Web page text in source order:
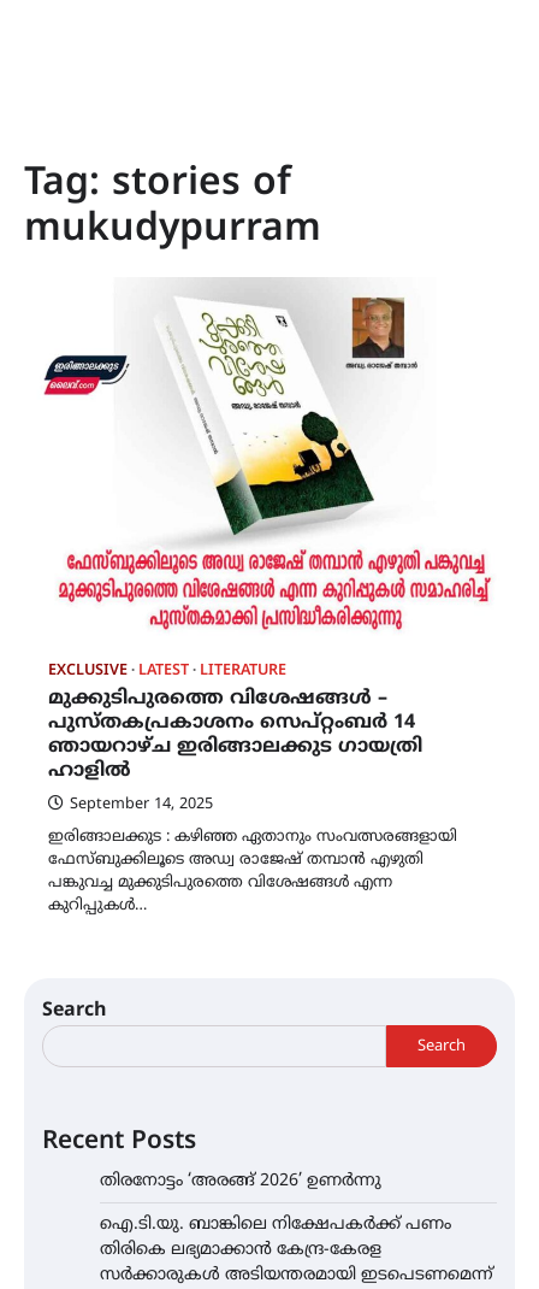
Tag: stories of
mukudypurram
EXCLUSIVE LATEST LITERATURE
മുക്കുടിപുരത്തെ വിശേഷങ്ങൾ –
പുസ്‌തകപ്രകാശനം സെപ്റ്റംബർ 14
ഞായറാഴ്ച ഇരിങ്ങാലക്കുട ഗായത്രി
ഹാളിൽ
September 14, 2025
ഇരിങ്ങാലക്കുട : കഴിഞ്ഞ ഏതാനും സംവത്സരങ്ങളായി
ഫേസ്‌ബുക്കിലൂടെ അഡ്വ രാജേഷ് തമ്പാൻ എഴുതി
പങ്കുവച്ച മുക്കുടിപുരത്തെ വിശേഷങ്ങൾ എന്ന
കുറിപ്പുകൾ…
Search
Search
Recent Posts
തിരനോട്ടം ‘അരങ്ങ് 2026’ ഉണർന്നു
ഐ.ടി.യു. ബാങ്കിലെ നിക്ഷേപകർക്ക് പണം
തിരികെ ലഭ്യമാക്കാൻ കേന്ദ്ര-കേരള
സർക്കാരുകൾ അടിയന്തരമായി ഇടപെടണമെന്ന്